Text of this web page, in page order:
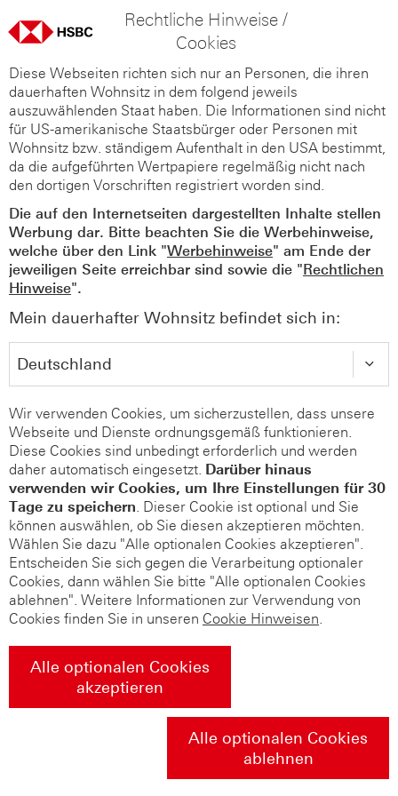
Rechtliche Hinweise /
Cookies
Diese Webseiten richten sich nur an Personen, die ihren
dauerhaften Wohnsitz in dem folgend jeweils
auszuwählenden Staat haben. Die Informationen sind nicht
für US-amerikanische Staatsbürger oder Personen mit
Wohnsitz bzw. ständigem Aufenthalt in den USA bestimmt,
da die aufgeführten Wertpapiere regelmäßig nicht nach
den dortigen Vorschriften registriert worden sind.
Die auf den Internetseiten dargestellten Inhalte stellen
Werbung dar. Bitte beachten Sie die Werbehinweise,
welche über den Link "Werbehinweise" am Ende der
jeweiligen Seite erreichbar sind sowie die "Rechtlichen
Hinweise".
Mein dauerhafter Wohnsitz befindet sich in:
Wir verwenden Cookies, um sicherzustellen, dass unsere
Webseite und Dienste ordnungsgemäß funktionieren.
Diese Cookies sind unbedingt erforderlich und werden
daher automatisch eingesetzt. Darüber hinaus
verwenden wir Cookies, um Ihre Einstellungen für 30
Tage zu speichern. Dieser Cookie ist optional und Sie
können auswählen, ob Sie diesen akzeptieren möchten.
Wählen Sie dazu "Alle optionalen Cookies akzeptieren".
Entscheiden Sie sich gegen die Verarbeitung optionaler
Cookies, dann wählen Sie bitte "Alle optionalen Cookies
ablehnen". Weitere Informationen zur Verwendung von
Cookies finden Sie in unseren Cookie Hinweisen.
Alle optionalen Cookies
akzeptieren
Alle optionalen Cookies
ablehnen